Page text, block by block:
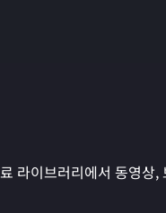
라이브러리에서 동영상